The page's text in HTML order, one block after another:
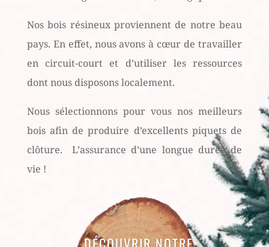
Nos bois résineux proviennent de notre beau
pays. En effet, nous avons à cœur de travailler
en circuit-court et d’utiliser les ressources
dont nous disposons localement.
Nous sélectionnons pour vous nos meilleurs
bois afin de produire d’excellents piquets de
clôture. L’assurance d’une longue durée de
vie !